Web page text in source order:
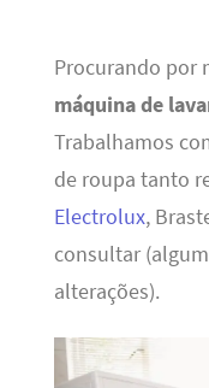
Procurando por
máquina de
Trabalhamos
de roupa tanto
Electrolux,
consultar
alterações).